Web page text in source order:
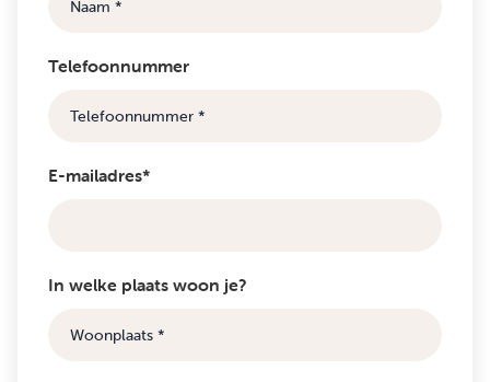
Telefoonnummer
E-mailadres*
In welke plaats woon je?